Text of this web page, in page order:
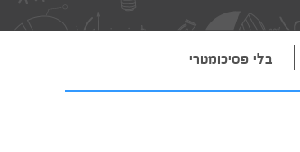
בלי פסיכומטרי